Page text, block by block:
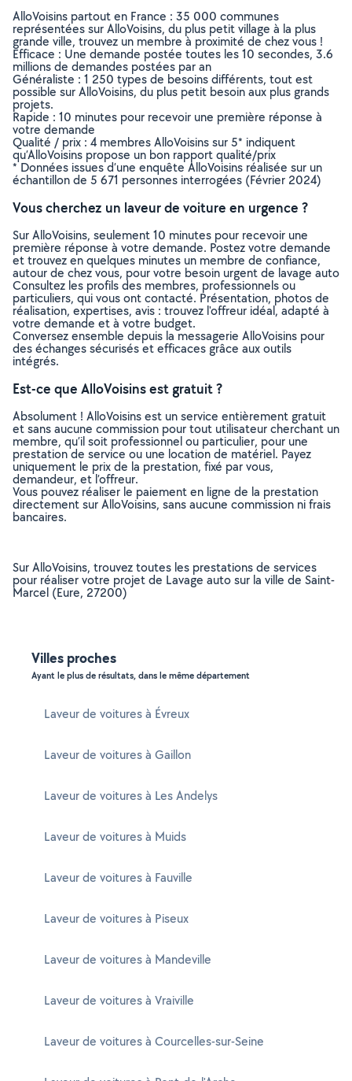
AlloVoisins partout en France : 35 000 communes
représentées sur AlloVoisins, du plus petit village à la plus
grande ville, trouvez un membre à proximité de chez vous !
Efficace : Une demande postée toutes les 10 secondes, 3.6
millions de demandes postées par an
Généraliste : 1 250 types de besoins différents, tout est
possible sur AlloVoisins, du plus petit besoin aux plus grands
projets.
Rapide : 10 minutes pour recevoir une première réponse à
votre demande
Qualité / prix : 4 membres AlloVoisins sur 5* indiquent
qu’AlloVoisins propose un bon rapport qualité/prix
* Données issues d’une enquête AlloVoisins réalisée sur un
échantillon de 5 671 personnes interrogées (Février 2024)
Vous cherchez un laveur de voiture en urgence ?
Sur AlloVoisins, seulement 10 minutes pour recevoir une
première réponse à votre demande. Postez votre demande
et trouvez en quelques minutes un membre de confiance,
autour de chez vous, pour votre besoin urgent de lavage auto
Consultez les profils des membres, professionnels ou
particuliers, qui vous ont contacté. Présentation, photos de
réalisation, expertises, avis : trouvez l'offreur idéal, adapté à
votre demande et à votre budget.
Conversez ensemble depuis la messagerie AlloVoisins pour
des échanges sécurisés et efficaces grâce aux outils
intégrés.
Est-ce que AlloVoisins est gratuit ?
Absolument ! AlloVoisins est un service entièrement gratuit
et sans aucune commission pour tout utilisateur cherchant un
membre, qu’il soit professionnel ou particulier, pour une
prestation de service ou une location de matériel. Payez
uniquement le prix de la prestation, fixé par vous,
demandeur, et l’offreur.
Vous pouvez réaliser le paiement en ligne de la prestation
directement sur AlloVoisins, sans aucune commission ni frais
bancaires.
Sur AlloVoisins, trouvez toutes les prestations de services
pour réaliser votre projet de Lavage auto sur la ville de Saint-
Marcel (Eure, 27200)
Villes proches
Ayant le plus de résultats, dans le même département
Laveur de voitures à Évreux
Laveur de voitures à Gaillon
Laveur de voitures à Les Andelys
Laveur de voitures à Muids
Laveur de voitures à Fauville
Laveur de voitures à Piseux
Laveur de voitures à Mandeville
Laveur de voitures à Vraiville
Laveur de voitures à Courcelles-sur-Seine